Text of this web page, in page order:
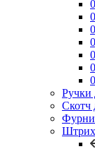
Ручки
Скотч